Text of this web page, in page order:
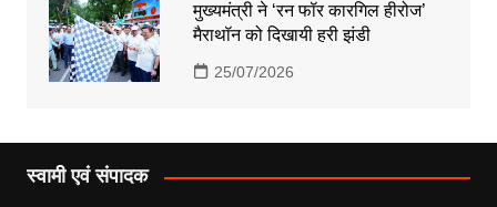
मुख्यमंत्री ने ‘रन फॉर कारगिल हीरोज’
मैराथॉन को दिखायी हरी झंडी
25/07/2026
स्वामी एवं संपादक